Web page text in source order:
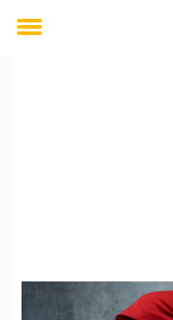
Toggle